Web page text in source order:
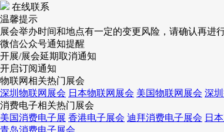
在线联系
温馨提示
展会举办时间和地点有一定的变更风险，请确认再进行
微信公众号通知提醒
开展/展会延期取消通知
开启订阅通知
物联网相关热门展会
深圳物联网展会 日本物联网展会 美国物联网展会 深
消费电子相关热门展会
美国消费电子展 香港电子展会 迪拜消费电子展会 日
青岛消费电子展会